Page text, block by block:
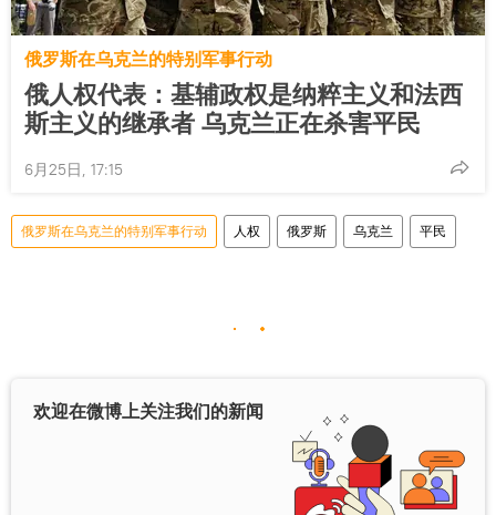
俄罗斯在乌克兰的特别军事行动
俄人权代表：基辅政权是纳粹主义和法西
斯主义的继承者 乌克兰正在杀害平民
6月25日, 17:15
俄罗斯在乌克兰的特别军事行动 人权 俄罗斯 乌克兰 平民
欢迎在微博上关注我们的新闻